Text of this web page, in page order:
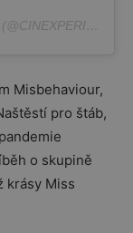
(@CINEXPERIENCIAS) ON
Misbehaviour,
pro štáb,
o skupině
krásy Miss